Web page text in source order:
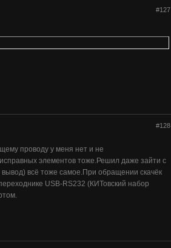
#127
#128
проводу у меня нет и не
элементов тоже.Решил даже зайти с
всё тоже самое.При обращении скачёк
USB-RS232 (КИТовский набор